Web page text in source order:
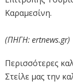
Καραμεσίνη.
(ΠΗΓΗ: ertnews.gr)
Περισσότερες
Στείλε μας την